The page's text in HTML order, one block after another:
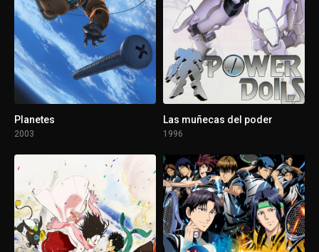
Planetes
2003
Las muñecas del poder
1996